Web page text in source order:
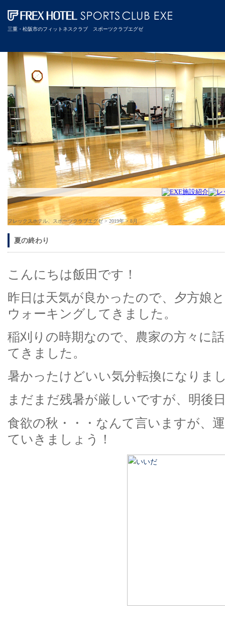
三重・松阪市のフィットネスクラブ スポーツクラブエグゼ
フレックスホテル、スポーツクラブエグゼ> 2019年> 8月
夏の終わり
こんにちは飯田です！
昨日は天気が良かったので、夕方娘
ウォーキングしてきました。
稲刈りの時期なので、農家の方々に
てきました。
暑かったけどいい気分転換になりま
まだまだ残暑が厳しいですが、明後
食欲の秋・・・なんて言いますが、
ていきましょう！